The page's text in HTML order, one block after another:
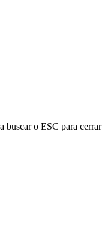
buscar o ESC para cerrar